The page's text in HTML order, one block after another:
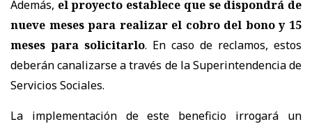
Además, el proyecto establece que se dispondrá de
nueve meses para realizar el cobro del bono y 15
meses para solicitarlo. En caso de reclamos, estos
deberán canalizarse a través de la Superintendencia de
Servicios Sociales.
La implementación de este beneficio irrogará un